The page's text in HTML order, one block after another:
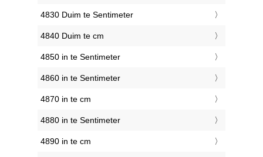
4830 Duim te Sentimeter
4840 Duim te cm
4850 in te Sentimeter
4860 in te Sentimeter
4870 in te cm
4880 in te Sentimeter
4890 in te cm